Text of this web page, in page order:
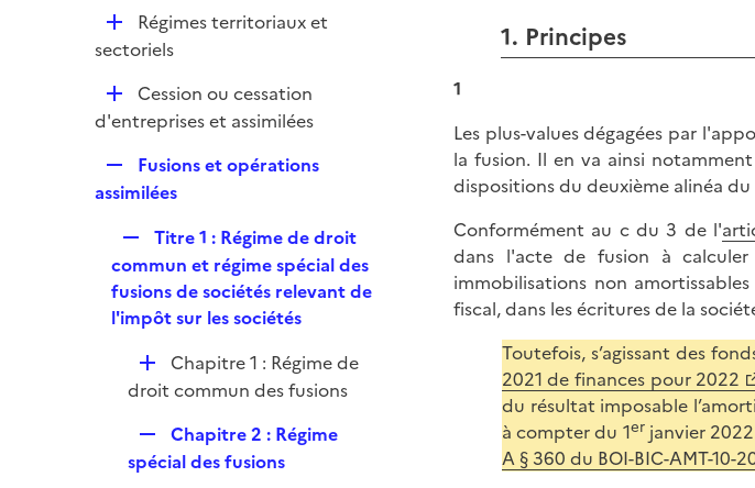
D
é
i
Régimes territoriaux et
sectoriels
D
é
i
Cession ou cessation
d'entreprises et assimilées
e
l
i
e
r
Fusions et opérations
assimilées
e
p
l
e
r
Titre 1 : Régime de droit
commun et régime spécial des
fusions de sociétés relevant de
l'impôt sur les sociétés
D
é
i
Chapitre 1 : Régime de
droit commun des fusions
e
Chapitre 2 : Régime
spécial des fusions
1. Principes
1
Les plus-values dégagées par
la fusion. Il en va ainsi
dispositions du deuxième alinéa du
Conformément au c du 3 de l'
dans l'acte de fusion à calculer
immobilisations non
fiscal, dans les écritures de la
Toutefois, s’agissant des
2021 de finances pour 2022
du résultat imposable
à compter du 1erjanvier 2022
A § 360 du BOI-BIC-AMT-10-